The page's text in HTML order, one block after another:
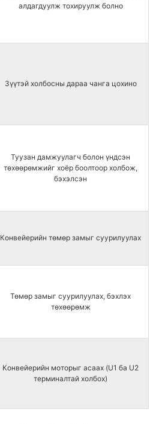
алдагдуулж тохируулж болно
Зүүтэй холбосны дараа чанга цохино
Туузан дамжуулагч болон үндсэн
төхөөрөмжийг хоёр боолтоор холбож,
бэхэлсэн
Конвейерийн төмөр замыг суурилуулах
Төмөр замыг суурилуулах, бэхлэх
төхөөрөмж
Конвейерийн моторыг асаах (U1 ба U2
терминалтай холбох)